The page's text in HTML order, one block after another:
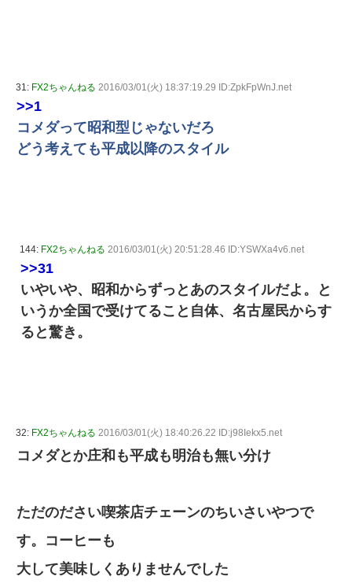
31: FX2ちゃんねる 2016/03/01(火) 18:37:19.29 ID:ZpkFpWnJ.net
>>1
コメダって昭和型じゃないだろ
どう考えても平成以降のスタイル
144: FX2ちゃんねる 2016/03/01(火) 20:51:28.46 ID:YSWXa4v6.net
>>31
いやいや、昭和からずっとあのスタイルだよ。と
いうか全国で受けてること自体、名古屋民からす
ると驚き。
32: FX2ちゃんねる 2016/03/01(火) 18:40:26.22 ID:j98Iekx5.net
コメダとか庄和も平成も明治も無い分け
ただのださい喫茶店チェーンのちいさいやつで
す。コーヒーも
大して美味しくありませんでした